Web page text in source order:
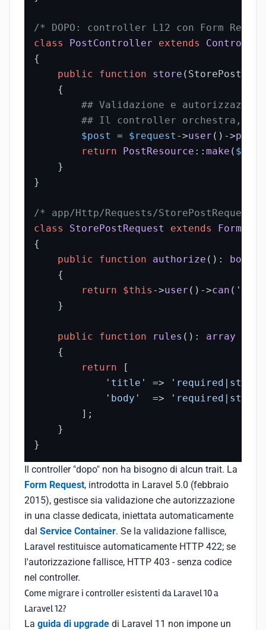
/* DOPO: controller L12 con Form
class
PostController extends
Controller
{
public
function store (
{
## Validazione e
## Il controller orchestra,
$post
= $request ->user ()->posts
return
PostResource :: make ( $post
    }
}
/* app/Http/Requests/
class
StorePostRequest extends
{
public
function authorize ( ): bool
{
return
$this ->user ()->can (
    }
public function rules ( ): array
{
return [
'title'
=>
'body'
  =>
        ];
    }
}
Il controller "dopo" non ha bisogno di alcun trait. La
Form Request, introdotta in Laravel 5.0 (febbraio
2015), gestisce sia validazione che autorizzazione
in una classe dedicata, iniettata automaticamente
dal Service Container. Se la validazione fallisce,
Laravel restituisce automaticamente HTTP 422; se
l'autorizzazione fallisce, HTTP 403 - senza codice
nel controller.
Come migrare i controller esistenti da Laravel 10 a
Laravel 12?
La guida di upgrade di Laravel 11 non impone un